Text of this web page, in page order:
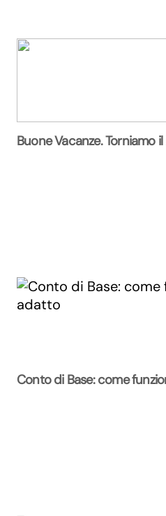
Buone Vacanze. Torniamo
Conto di Base: come